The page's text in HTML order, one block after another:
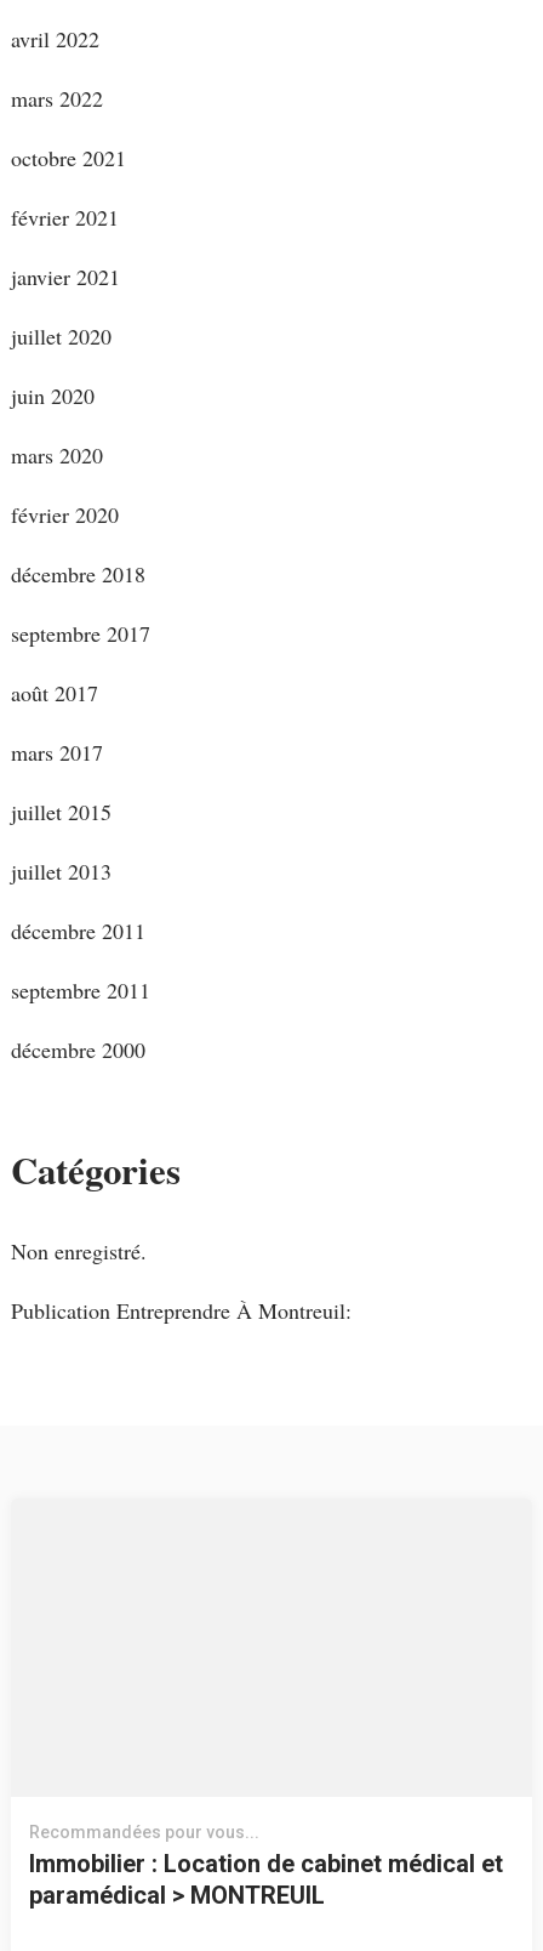
avril 2022
mars 2022
octobre 2021
février 2021
janvier 2021
juillet 2020
juin 2020
mars 2020
février 2020
décembre 2018
septembre 2017
août 2017
mars 2017
juillet 2015
juillet 2013
décembre 2011
septembre 2011
décembre 2000
Catégories
Non enregistré.
Publication Entreprendre À Montreuil:
Recommandées pour vous...
Immobilier : Location de cabinet médical et
paramédical > MONTREUIL